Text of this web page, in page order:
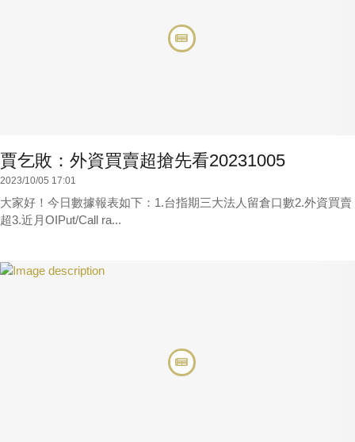
賈乞敗：外資買賣超搶先看20231005
2023/10/05 17:01
大家好！今日數據報表如下：1.台指期三大法人留倉口數2.外資買賣
超3.近月OIPut/Call ra...